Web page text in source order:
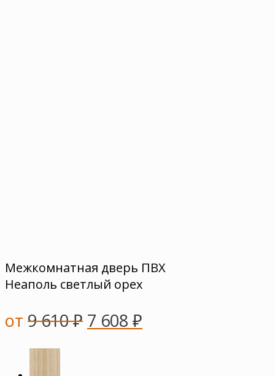
Межкомнатная дверь ПВХ
Неаполь светлый орех
от 9 610₽ 7 608 ₽